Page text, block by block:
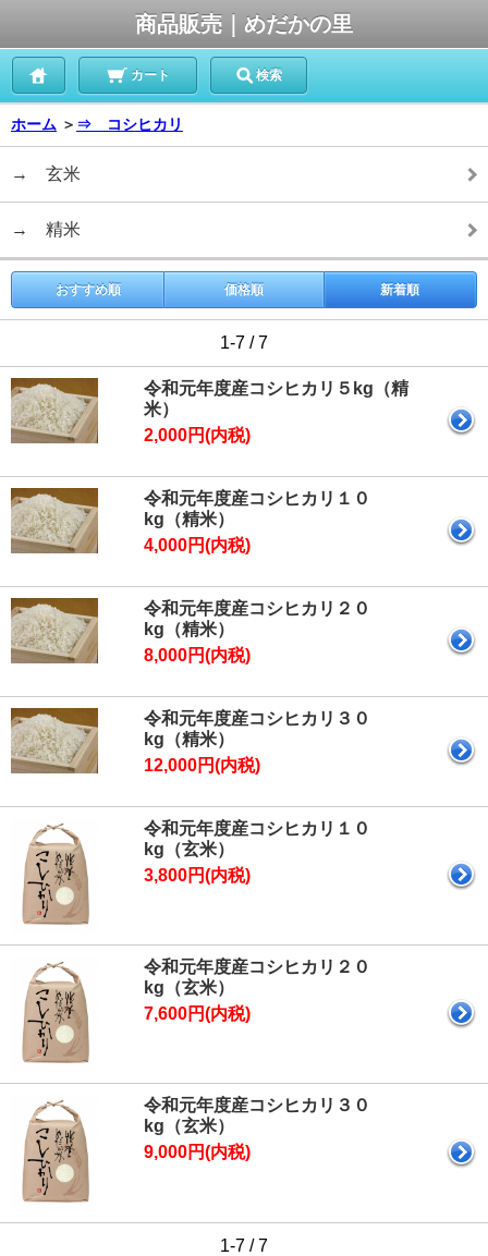
商品販売｜めだかの里
カート 検索
ホーム ＞ ⇒ コシヒカリ
→ 玄米
→ 精米
おすすめ順 価格順 新着順
1-7 / 7
令和元年度産コシヒカリ５kg（精
米）
2,000円(内税)
令和元年度産コシヒカリ１０
kg（精米）
4,000円(内税)
令和元年度産コシヒカリ２０
kg（精米）
8,000円(内税)
令和元年度産コシヒカリ３０
kg（精米）
12,000円(内税)
令和元年度産コシヒカリ１０
kg（玄米）
3,800円(内税)
令和元年度産コシヒカリ２０
kg（玄米）
7,600円(内税)
令和元年度産コシヒカリ３０
kg（玄米）
9,000円(内税)
1-7 / 7